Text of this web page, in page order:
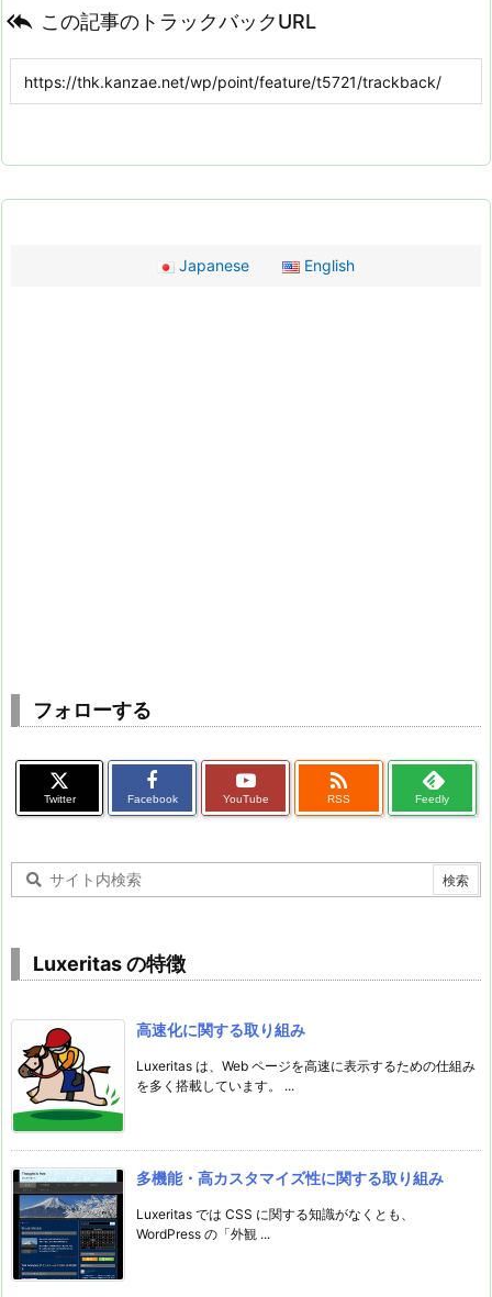
 この記事のトラックバックURL
Japanese English
フォローする
Twitter Facebook YouTube

RSS Feedly
Luxeritas の特徴
高速化に関する取り組み
Luxeritas は、Web ページを高速に表示するための仕組み
を多く搭載しています。 ...
多機能・高カスタマイズ性に関する取り組み
Luxeritas では CSS に関する知識がなくとも、
WordPress の「外観 ...